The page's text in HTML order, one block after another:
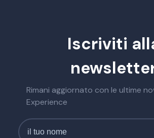
Iscriviti
Rimani aggiornato con le ultime
Experience